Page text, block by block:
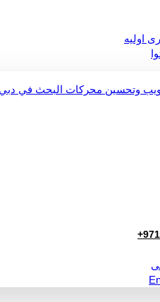
اولیه